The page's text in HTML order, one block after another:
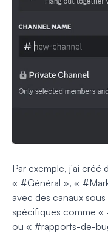
Par exemple, j'ai créé
« #Général », «
avec des canaux
spécifiques comme
ou « #rapports-de-